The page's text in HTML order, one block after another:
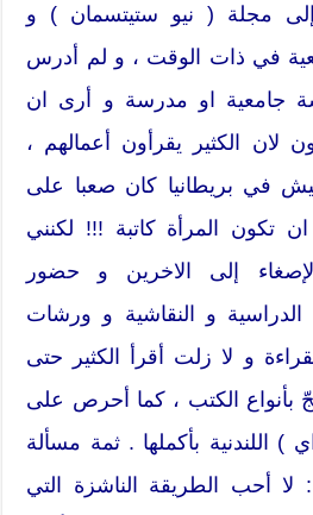
مجلة ( نيو ستيتسمان ) و
في ذات الوقت ، و لم أدرس
جامعية او مدرسة و أرى ان
لان الكثير يقرأون أعمالهم ،
في بريطانيا كان صعبا على
تكون المرأة كاتبة !!! لكنني
إلى الاخرين و حضور
الدراسية و النقاشية و ورشات
و لا زلت أقرأ الكثير حتى
بأنواع الكتب ، كما أحرص على
) اللندنية بأكملها . ثمة مسألة
: لا أحب الطريقة الناشزة التي